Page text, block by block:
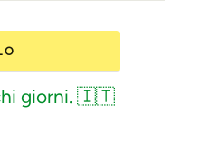
giorni. 🇮🇹